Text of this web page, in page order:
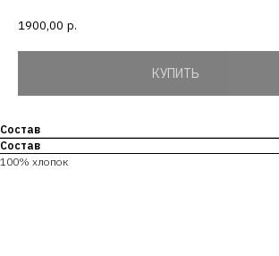
1900,00 р.
КУПИТЬ
Состав
Состав
100% хлопок